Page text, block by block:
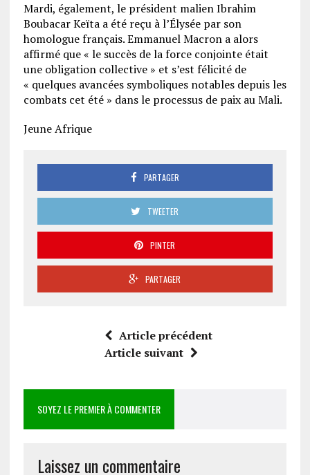
Mardi, également, le président malien Ibrahim
Boubacar Keïta a été reçu à l’Élysée par son
homologue français. Emmanuel Macron a alors
affirmé que « le succès de la force conjointe était
une obligation collective » et s’est félicité de
« quelques avancées symboliques notables depuis les
combats cet été » dans le processus de paix au Mali.
Jeune Afrique
PARTAGER
TWEETER
PINTER
PARTAGER
Article précédent
Article suivant
SOYEZ LE PREMIER À COMMENTER
Laissez un commentaire